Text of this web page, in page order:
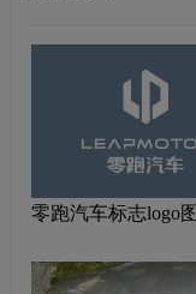
零跑汽车标志logo